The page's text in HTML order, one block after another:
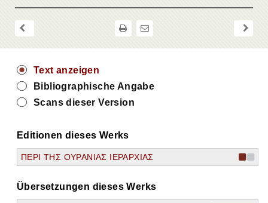
Text anzeigen
Bibliographische Angabe
Scans dieser Version
Editionen dieses Werks
ΠΕΡΙ ΤΗΣ ΟΥΡΑΝΙΑΣ ΙΕΡΑΡΧΙΑΣ
Übersetzungen dieses Werks